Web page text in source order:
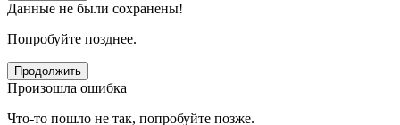
Данные не были сохранены!
Попробуйте позднее.
Продолжить
Произошла ошибка
Что-то пошло не так, попробуйте позже.